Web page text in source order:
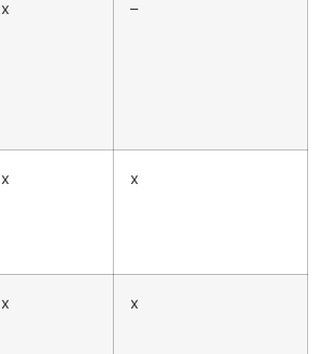
x –
x x
x x